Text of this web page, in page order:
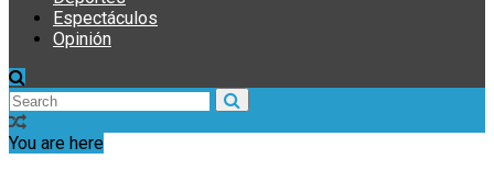
Espectáculos
Opinión
You are here